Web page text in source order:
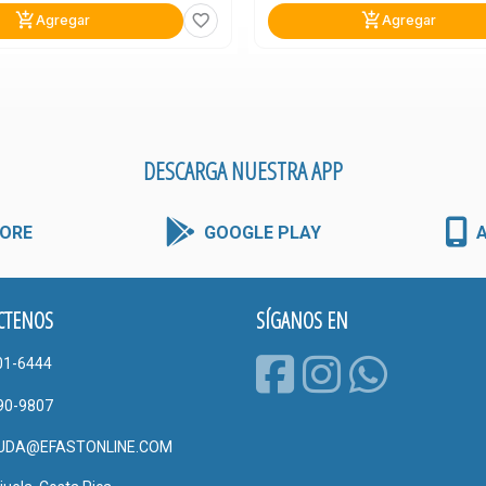
add_shopping_cartAgregar favorite_border add_shopping_cartAgregar
DESCARGA NUESTRA APP
GOOGLE PLAY
6444
9807
SÍGANOS EN